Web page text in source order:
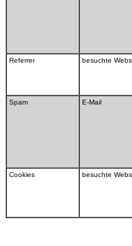
Referrer besuchte
Spam E-Mail
Cookies besuchte